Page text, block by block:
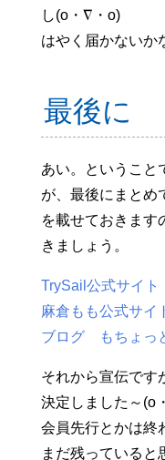
し(o・∇・o)
はやく届かないか
最後に
あい。ということ
が、最後にまとめ
を載せておきます
きましょう。
TrySail公式サイト
麻倉もも公式サイ
ブログ もちょっ
それから宣伝です
決定しました～(o
会員先行とかは終
まだ残っていると